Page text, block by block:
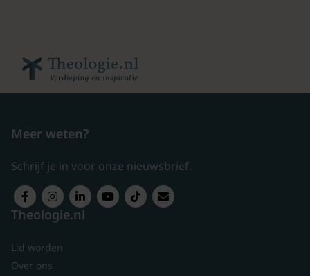
Meer weten?
Schrijf je in voor onze nieuwsbrief.
Theologie.nl
Lid worden
Over ons